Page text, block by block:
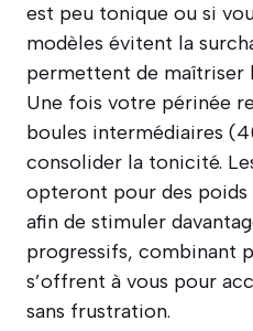
est peu tonique ou si
modèles évitent la
permettent de maîtriser
Une fois votre périnée
boules intermédiaires
consolider la tonicité.
opteront pour des poids
afin de stimuler
progressifs, combinant
s’offrent à vous pour
sans frustration.